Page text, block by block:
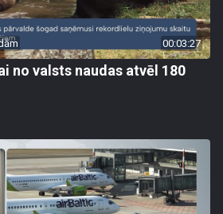
00:03:27
no valsts naudas atvēl 180